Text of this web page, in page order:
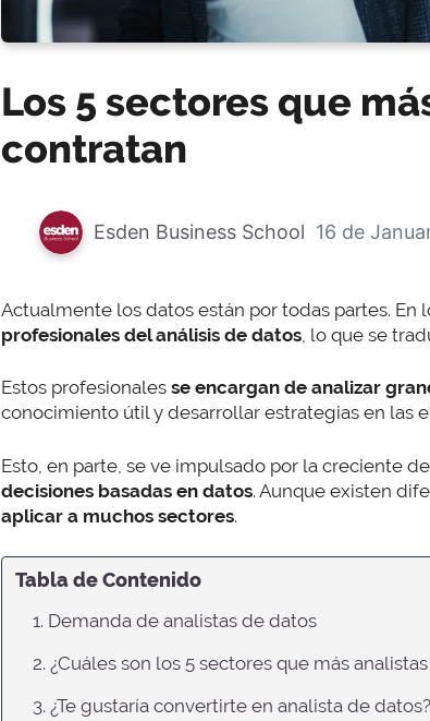
Los 5 sectores que
contratan
Esden Business School 16 de
Actualmente los datos están por todas partes. En
profesionales del análisis de datos , lo que se
Estos profesionales se encargan de analizar
conocimiento útil y desarrollar estrategias en las
Esto, en parte, se ve impulsado por la creciente
decisiones basadas en datos. Aunque existen
aplicar a muchos sectores.
Tabla de Contenido
1. Demanda de analistas de datos
2. ¿Cuáles son los 5 sectores que más
3. ¿Te gustaría convertirte en analista de datos?